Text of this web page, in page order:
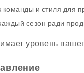
команды и стиля для
сезон ради
уровень